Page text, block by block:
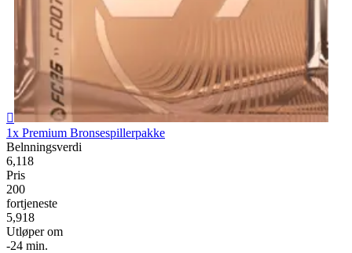

1x Premium Bronsespillerpakke
Belnningsverdi
6,118
Pris
200
fortjeneste
5,918
Utløper om
-24 min.